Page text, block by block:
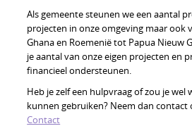
Als gemeente steunen we een aantal
projecten in onze omgeving maar ook
Ghana en Roemenië tot Papua Nieuw
je aantal van onze eigen projecten en
financieel ondersteunen.
Heb je zelf een hulpvraag of zou je
kunnen gebruiken? Neem dan
Contact